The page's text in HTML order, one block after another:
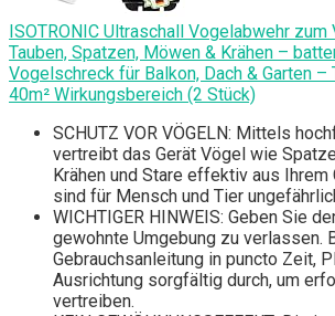
ISOTRONIC Ultraschall Vogelabwehr
Tauben, Spatzen, Möwen & Krähen –
Vogelschreck für Balkon, Dach & Garten –
40m² Wirkungsbereich (2 Stück)
SCHUTZ VOR VÖGELN: Mittels
vertreibt das Gerät Vögel wie
Krähen und Stare effektiv aus Ihrem
sind für Mensch und Tier
WICHTIGER HINWEIS: Geben Sie
gewohnte Umgebung zu verlassen.
Gebrauchsanleitung in puncto Zeit,
Ausrichtung sorgfältig durch, um
vertreiben.